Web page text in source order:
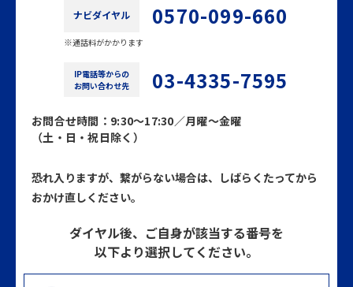
2026年5月21日 お知らせ
「中小企業省力化投資補助事業​一般型活用事例集​」を公開しま
2026年5月21日 メンテナンス
更新しました。
2026年5月12日 お知らせ
「よくあるご質問（第5回～第6回）」を更新しました。
ナビダイヤル 0570-099-660
通話料がかかります
IP電話等からの
お問い合わせ先
03-4335-7595
お問合せ時間：9:30～17:30／月曜～金曜
（土・日・祝日除く）
恐れ入りますが、繋がらない場合は、しばらくたってから
おかけ直しください。
ダイヤル後、ご自身が該当する番号を
以下より選択してください。